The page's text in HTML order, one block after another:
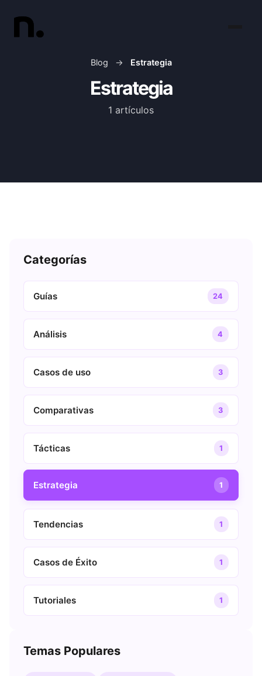
Blog → Estrategia
Estrategia
1 artículos
Categorías
Guías 24
Análisis 4
Casos de uso 3
Comparativas 3
Tácticas 1
Estrategia 1
Tendencias 1
Casos de Éxito 1
Tutoriales 1
Temas Populares